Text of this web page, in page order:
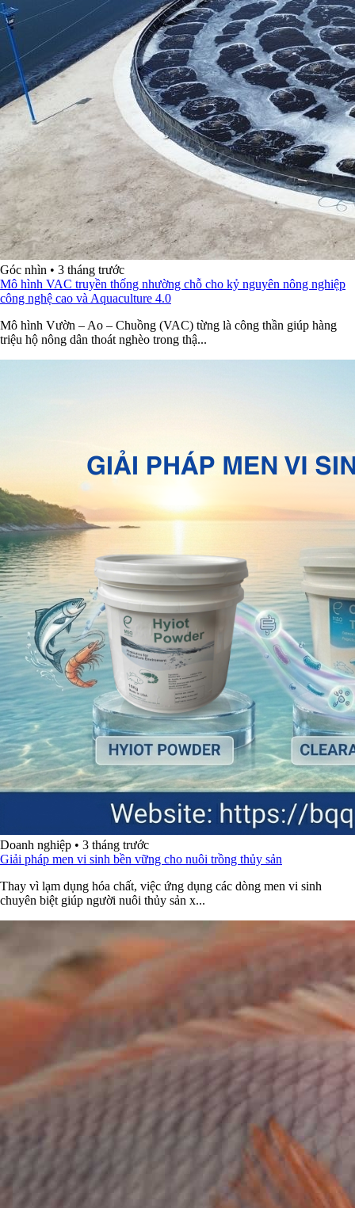
Góc nhìn • 3 tháng trước
Mô hình VAC truyền thống nhường chỗ cho kỷ nguyên nông nghiệp
công nghệ cao và Aquaculture 4.0
Mô hình Vườn – Ao – Chuồng (VAC) từng là công thần giúp hàng
triệu hộ nông dân thoát nghèo trong thậ...
Doanh nghiệp • 3 tháng trước
Giải pháp men vi sinh bền vững cho nuôi trồng thủy sản
Thay vì lạm dụng hóa chất, việc ứng dụng các dòng men vi sinh
chuyên biệt giúp người nuôi thủy sản x...